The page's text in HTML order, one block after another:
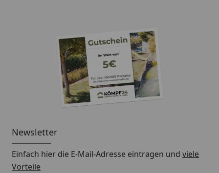
Montageanleitung Wulstrinne Typ 250
(Rinnenbreite 78 mm)
Newsletter
Einfach hier die E-Mail-Adresse eintragen und viele
Vorteile